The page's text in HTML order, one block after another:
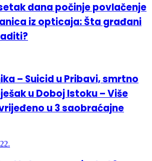
dana počinje povlačenje
iz opticaja: Šta građani
– Suicid u Pribavi, smrtno
u Doboj Istoku – Više
u 3 saobraćajne